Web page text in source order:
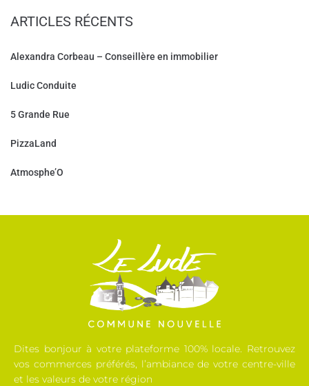
ARTICLES RÉCENTS
Alexandra Corbeau – Conseillère en immobilier
Ludic Conduite
5 Grande Rue
PizzaLand
Atmosphe’O
Dites bonjour à votre plateforme 100% locale. Retrouvez
vos commerces préférés, l’ambiance de votre centre-ville
et les valeurs de votre région